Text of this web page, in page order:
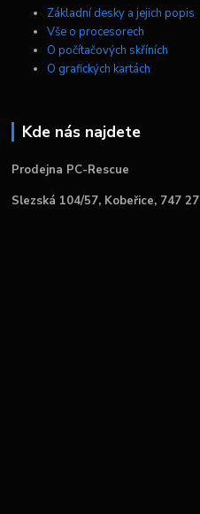
Základní desky a jejich popis
Vše o procesorech
O počítačových skříních
O grafických kartách
Kde nás najdete
Prodejna PC-Rescue
Slezská 104/57, Kobeřice, 747 27